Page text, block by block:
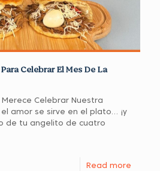
Celebrar El Mes De La
Merece Celebrar Nuestra
amor se sirve en el plato… ¡y
de tu angelito de cuatro
Read more